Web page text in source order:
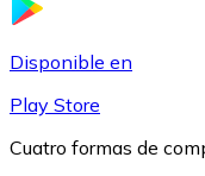
Disponible en
Play Store
Cuatro formas de